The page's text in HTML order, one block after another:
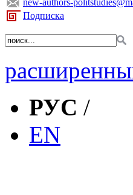
new-authors-
Подписка
РУС /
EN